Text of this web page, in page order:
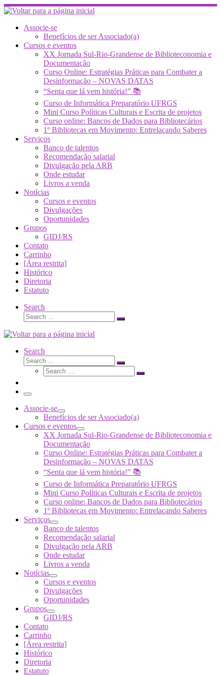
Skip
to
contentAssocie-se
Benefícios de ser Associado(a)
Cursos e eventos
XX Jornada Sul-Rio-Grandense de Biblioteconomia e
Documentação
Curso Online: Estratégias Práticas para Combater a
Desinformação – NOVAS DATAS
“Senta que lá vem história!” 📚
Curso de Informática Preparatório UFRGS
Mini Curso Políticas Culturais e Escrita de projetos
Curso online: Bancos de Dados para Bibliotecários
1º Bibliotecas em Movimento: Entrelaçando Saberes
Serviços
Banco de talentos
Recomendação salarial
Divulgação pela ARB
Onde estudar
Livros a venda
Notícias
Cursos e eventos
Divulgações
Oportunidades
Grupos
GIDJ/RS
Contato
Carrinho
[Área restrita]
Histórico
Diretoria
Estatuto
Search
Search
Search
Search
Search
Search
Search
Search
Menu
Associe-se
Benefícios de ser Associado(a)
Cursos e eventos
XX Jornada Sul-Rio-Grandense de Biblioteconomia e
Documentação
Curso Online: Estratégias Práticas para Combater a
Desinformação – NOVAS DATAS
“Senta que lá vem história!” 📚
Curso de Informática Preparatório UFRGS
Mini Curso Políticas Culturais e Escrita de projetos
Curso online: Bancos de Dados para Bibliotecários
1º Bibliotecas em Movimento: Entrelaçando Saberes
Serviços
Banco de talentos
Recomendação salarial
Divulgação pela ARB
Onde estudar
Livros a venda
Notícias
Cursos e eventos
Divulgações
Oportunidades
Grupos
GIDJ/RS
Contato
Carrinho
[Área restrita]
Histórico
Diretoria
Estatuto